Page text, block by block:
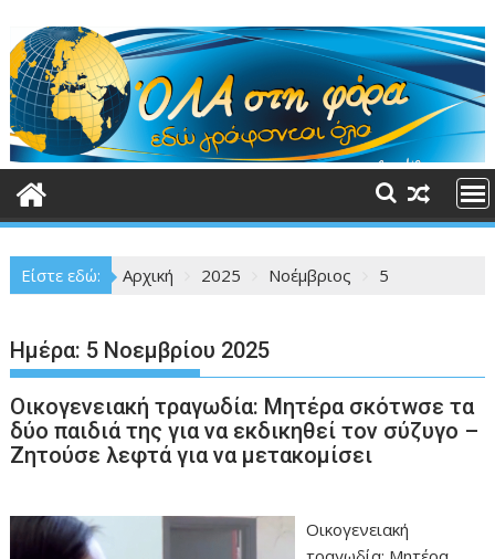
στο
περιεχόμενο
Είστε εδώ: Αρχική 2025 Νοέμβριος 5
Ημέρα: 5 Νοεμβρίου 2025
Οικογενειακή τραγωδία: Μητέρα σκότwσε τα
δύο παιδιά της για να εκδικηθεί τον σύζυγο –
Ζητούσε λεφτά για να μετακομίσει
Οικογενειακή